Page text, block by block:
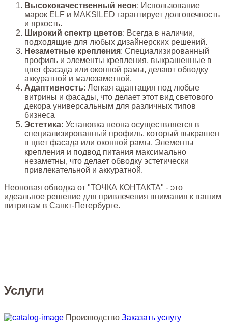
Высококачественный неон: Использование
марок ELF и MAKSILED гарантирует долговечность
и яркость.
Широкий спектр цветов: Всегда в наличии,
подходящие для любых дизайнерских решений.
Незаметные крепления: Специализированный
профиль и элементы крепления, выкрашенные в
цвет фасада или оконной рамы, делают обводку
аккуратной и малозаметной.
Адаптивность: Легкая адаптация под любые
витрины и фасады, что делает этот вид светового
декора универсальным для различных типов
бизнеса
Эстетика: Установка неона осуществляется в
специализированный профиль, который выкрашен
в цвет фасада или оконной рамы. Элементы
крепления и подвод питания максимально
незаметны, что делает обводку эстетически
привлекательной и аккуратной.
Неоновая обводка от "ТОЧКА КОНТАКТА" - это
идеальное решение для привлечения внимания к вашим
витринам в Санкт-Петербурге.
Услуги
Производство Заказать услугу